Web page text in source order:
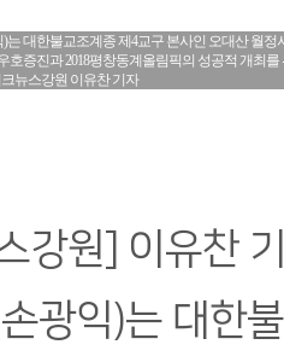
대한불교조계종 제4교구 본사인 오대산 월정
호증진과 2018평창동계올림픽의 성공적 개최
뉴스강원 이유찬 기자
강원] 이유찬
광익)는 대한